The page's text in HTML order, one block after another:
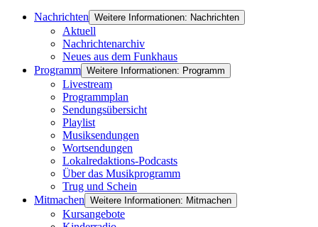
Nachrichten Weitere Informationen: Nachrichten
Aktuell
Nachrichtenarchiv
Neues aus dem Funkhaus
Programm Weitere Informationen: Programm
Livestream
Programmplan
Sendungsübersicht
Playlist
Musiksendungen
Wortsendungen
Lokalredaktions-Podcasts
Über das Musikprogramm
Trug und Schein
Mitmachen Weitere Informationen: Mitmachen
Kursangebote